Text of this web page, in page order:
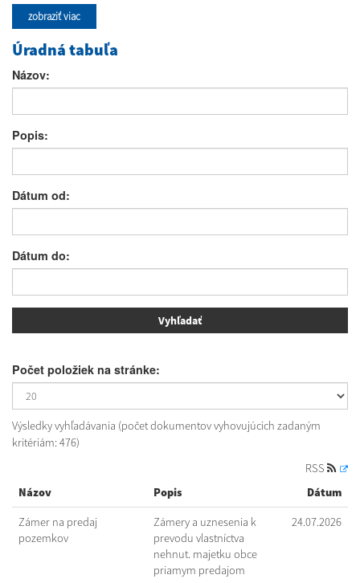
zobraziť viac
Úradná tabuľa
Názov:
Popis:
Dátum od:
Dátum do:
Počet položiek na stránke:
Výsledky vyhľadávania (počet dokumentov vyhovujúcich zadaným
kritériám: 476)
RSS
Názov
Popis Dátum
Zámer na predaj
pozemkov
Zámery a uznesenia k
prevodu vlastníctva
nehnut. majetku obce
priamym predajom
24.07.2026